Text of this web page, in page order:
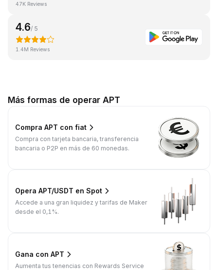
47K Reviews
4.6/ 5
1.4M Reviews
Más formas de operar APT
Compra APT con fiat
Compra con tarjeta bancaria, transferencia
bancaria o P2P en más de 60 monedas.
Opera APT/USDT en Spot
Accede a una gran liquidez y tarifas de Maker
desde el 0,1%.
Gana con APT
Aumenta tus tenencias con Rewards Service